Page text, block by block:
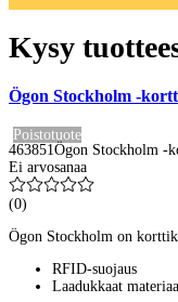
Kysy
Ögon Stockholm -
Poistotuote
463851Ögon Stockholm -
Ei arvosanaa
(0)
Ögon Stockholm on
RFID-suojaus
Laadukkaat